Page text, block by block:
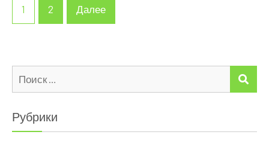
записей
1 2 Далее
Искать:
Рубрики